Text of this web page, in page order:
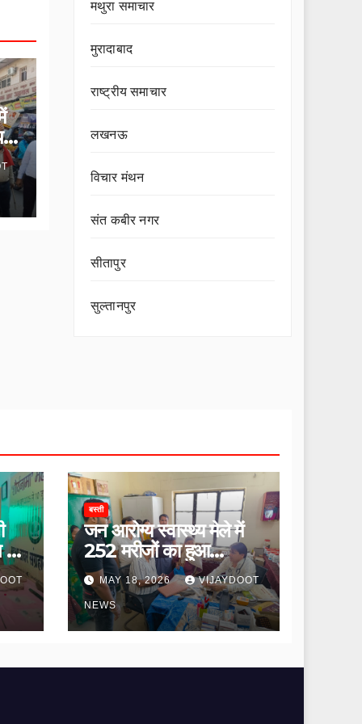
मथुरा समाचार
मुरादाबाद
राष्ट्रीय समाचार
लखनऊ
विचार मंथन
संत कबीर नगर
सीतापुर
सुल्तानपुर
की
बस्ती
जन आरोग्य स्वास्थ्य मेले में
252 मरीजों का हुआ
उपचार।
MAY 18, 2026 VIJAYDOOT
NEWS